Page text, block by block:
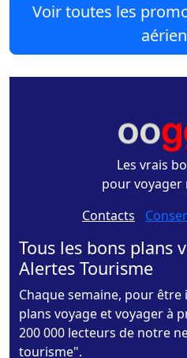
Voir toutes les
Les vrais
pour voyager
Contacts -
Tous les bons plans
Alertes Tourisme
Chaque semaine, pour
plans voyage et voyager à
200 000 lecteurs de notre
tourisme".